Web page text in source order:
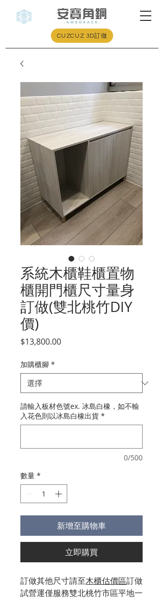
CUZCUZ 3D訂做
系統木櫃鞋櫃置物
櫃開門櫃尺寸量身
訂做(雙北桃竹DIY
價)
$13,800.00價
加購櫃腳 *
請輸入板材色號ex. 冰島白橡，如不輸
入花色則以冰島白橡出貨 *
0/500
數量 *
新增至購物車
立即購買
訂做其他尺寸請至木櫃估價區訂做
試營運僅服務雙北桃竹市區平地一